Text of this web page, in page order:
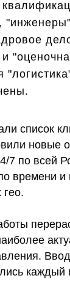
и
список
новые
7 по всей
времени
гео.